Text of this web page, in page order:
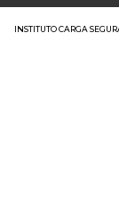
INSTITUTO CARGA